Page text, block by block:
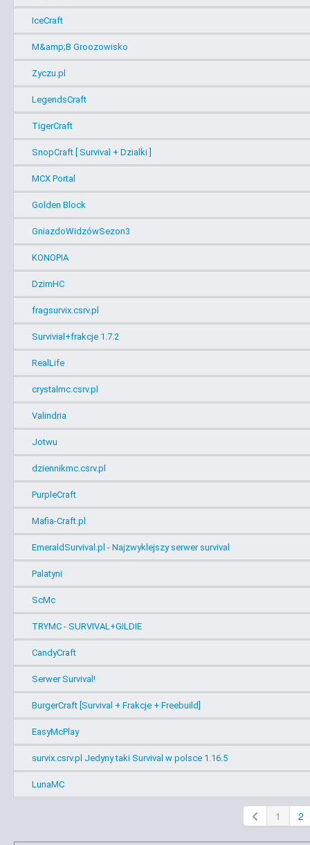
IceCraft
M&amp;B Groozowisko
Zyczu.pl
LegendsCraft
TigerCraft
SnopCraft [ Survival + Dzialki ]
MCX Portal
Golden Block
GniazdoWidzówSezon3
KONOPIA
DzimHC
fragsurvix.csrv.pl
Survivial+frakcje 1.7.2
RealLife
crystalmc.csrv.pl
Valindria
Jotwu
dziennikmc.csrv.pl
PurpleCraft
Mafia-Craft.pl
EmeraldSurvival.pl - Najzwyklejszy serwer survival
Palatyni
ScMc
TRYMC - SURVIVAL+GILDIE
CandyCraft
Serwer Survival!
BurgerCraft [Survival + Frakcje + Freebuild]
EasyMcPlay
survix.csrv.pl Jedyny taki Survival w polsce 1.16.5
LunaMC
1 2